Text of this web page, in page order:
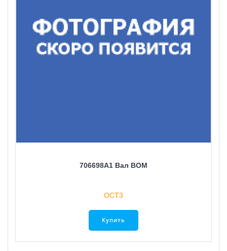
706698A1 Вал ВОМ
ОСТ3
Купить